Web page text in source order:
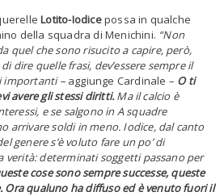
Lotito-Iodicepossa in qualche
della squadra di Menichini. “Non
quel che sono risucito a capire, però,
dire quelle frasi, dev’essere sempre il
importanti – aggiunge Cardinale – O ti
avere gli stessi diritti. Ma il calcio è
e se salgono in A squadre
arrivare soldi in meno. Iodice, dal canto
genere s’è voluto fare un po’ di
verità: determinati soggetti passano per
cose sono sempre successe, queste
Ora qualuno ha diffuso ed è venuto fuori il